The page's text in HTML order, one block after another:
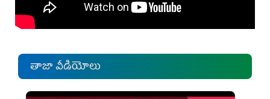
తాజా వీడియోలు